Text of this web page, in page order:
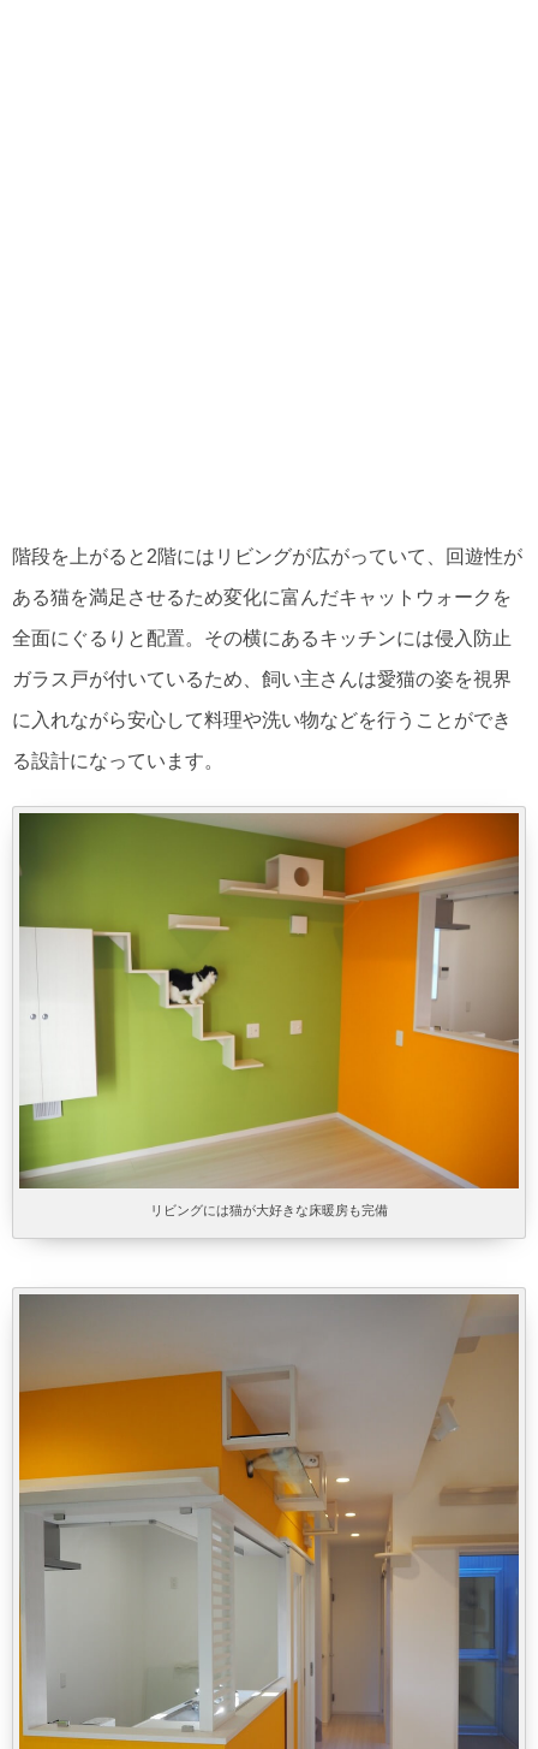
階段を上がると2階にはリビングが広がっていて、回遊性が
ある猫を満足させるため変化に富んだキャットウォークを
全面にぐるりと配置。その横にあるキッチンには侵入防止
ガラス戸が付いているため、飼い主さんは愛猫の姿を視界
に入れながら安心して料理や洗い物などを行うことができ
る設計になっています。
リビングには猫が大好きな床暖房も完備